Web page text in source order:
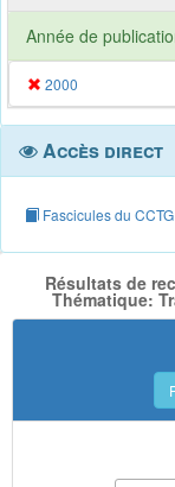
Année de
2000
Accès direct
Fascicules du
Résultats de
Thématique: